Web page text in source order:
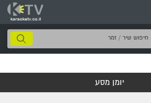
חיפוש
שיר
יומן מסע